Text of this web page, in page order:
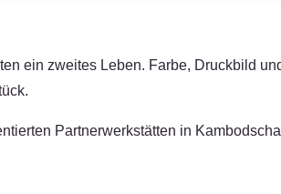
ein zweites Leben. Farbe, Druckbild
Partnerwerkstätten in